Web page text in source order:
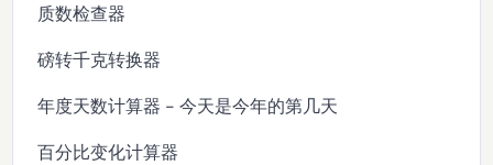
质数检查器
磅转千克转换器
年度天数计算器 - 今天是今年的第几天
百分比变化计算器